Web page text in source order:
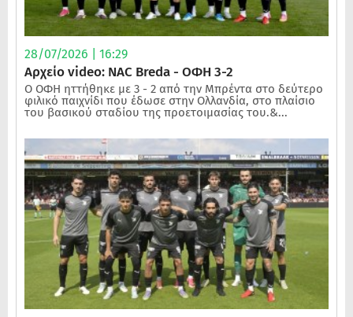
28/07/2026 | 16:29
Αρχείο video: NAC Breda - ΟΦΗ 3-2
Ο ΟΦΗ ηττήθηκε με 3 - 2 από την Μπρέντα στο δεύτερο
φιλικό παιχνίδι που έδωσε στην Ολλανδία, στο πλαίσιο
του βασικού σταδίου της προετοιμασίας του.&...